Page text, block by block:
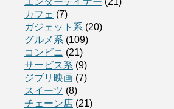
カフェ (7)
ガジェット系 (20)
グルメ系 (109)
コンビニ (21)
サービス系 (9)
ジブリ映画 (7)
スイーツ (8)
チェーン店 (21)